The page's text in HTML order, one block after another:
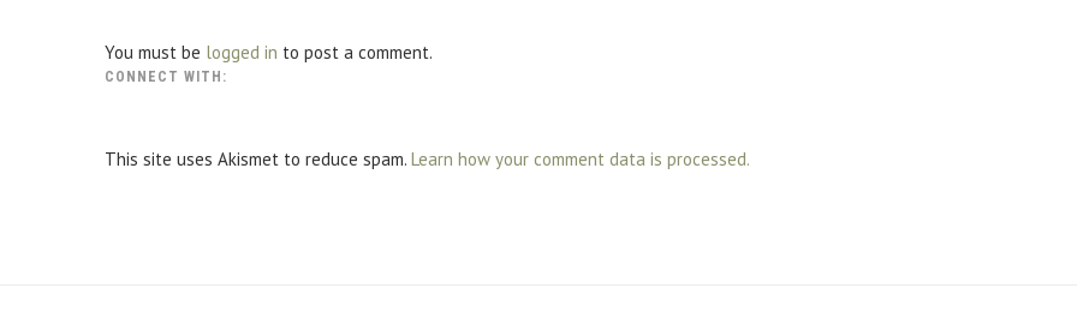
You must be logged in to post a comment.
CONNECT WITH:
This site uses Akismet to reduce spam. Learn how your comment data is processed.